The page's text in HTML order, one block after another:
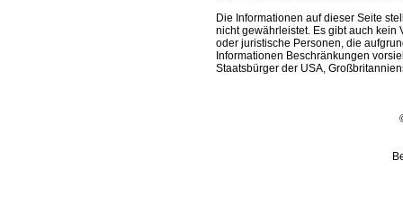
Die Informationen auf dieser Seite
nicht gewährleistet. Es gibt auch kein
oder juristische Personen, die
Informationen Beschränkungen
Staatsbürger der USA,